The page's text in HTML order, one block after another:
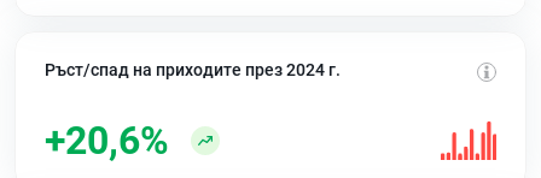
Ръст/спад на приходите през 2024 г.
+20,6%